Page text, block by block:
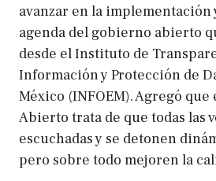
avanzar en la
agenda del gobierno abierto
desde el Instituto de
Información y Protección de
México (INFOEM). Agregó
Abierto trata de que todas las
escuchadas y se detonen
pero sobre todo mejoren la